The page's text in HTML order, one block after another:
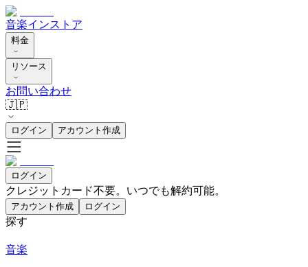
音楽インストア
料金
リソース
お問い合わせ
🇯🇵
ログイン アカウント作成
ログイン
クレジットカード不要。いつでも解約可能。
アカウント作成 ログイン
探す
音楽